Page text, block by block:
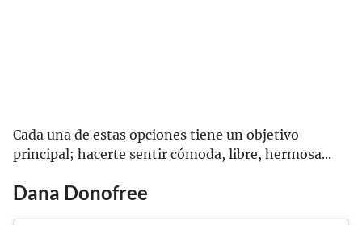
Cada una de estas opciones tiene un objetivo
principal; hacerte sentir cómoda, libre, hermosa...
Dana Donofree